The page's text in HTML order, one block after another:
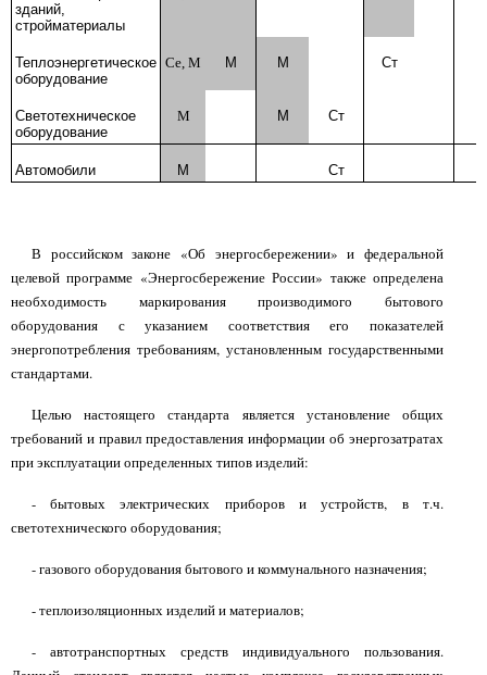
зданий,
стройматериалы
Теплоэнергетическое
оборудование
Ce, M M M Ст
Светотехническое
оборудование
M M Ст
Автомобили M Ст
В российском законе «Об энергосбережении» и федеральной
целевой программе «Энергосбережение России» также определена
необходимость маркирования производимого бытового
оборудования с указанием соответствия его показателей
энергопотребления требованиям, установленным государственными
стандартами.
Целью настоящего стандарта является установление общих
требований и правил предоставления информации об энергозатратах
при эксплуатации определенных типов изделий:
- бытовых электрических приборов и устройств, в т.ч.
светотехнического оборудования;
- газового оборудования бытового и коммунального назначения;
- теплоизоляционных изделий и материалов;
- автотранспортных средств индивидуального пользования.